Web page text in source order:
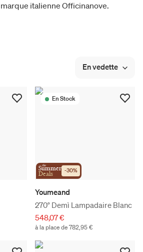
italienne Officinanove.
En vedette
En Stock
the
Summer
Deals -30%
Youmeand
270° Demì Lampadaire Blanc
548,07 €
à la place de 782,95 €